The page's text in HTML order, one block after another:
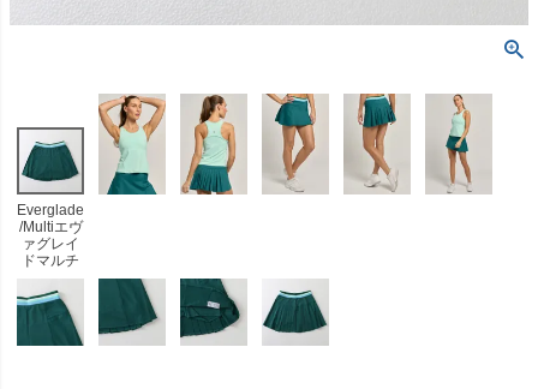
Everglade
/Multiエヴ
ァグレイ
ドマルチ